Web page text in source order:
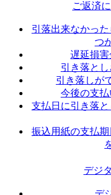
ご返済
引落出来なかっ
つ
遅延損
引き落と
引き落しが
今後の支払
支払日に引き落
振込用紙の支払
デジ